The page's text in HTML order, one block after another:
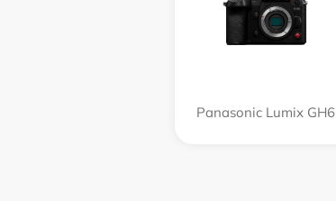
Panasonic Lumix GH6